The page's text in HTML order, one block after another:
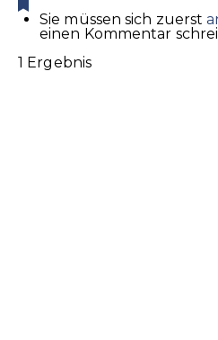
Sie müssen sich zuerst
einen Kommentar
1 Ergebnis